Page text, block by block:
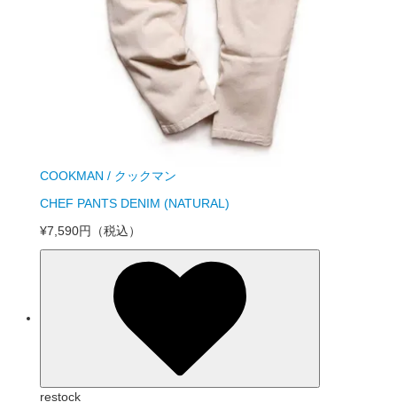
COOKMAN / クックマン
CHEF PANTS DENIM (NATURAL)
¥7,590円
（税込）
restock